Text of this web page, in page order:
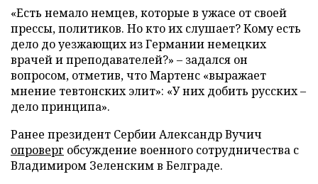
«Есть немало немцев, которые в ужасе от своей
прессы, политиков. Но кто их слушает? Кому есть
дело до уезжающих из Германии немецких
врачей и преподавателей?» – задался он
вопросом, отметив, что Мартенс «выражает
мнение тевтонских элит»: «У них добить русских –
дело принципа».
Ранее президент Сербии Александр Вучич
опроверг обсуждение военного сотрудничества с
Владимиром Зеленским в Белграде.